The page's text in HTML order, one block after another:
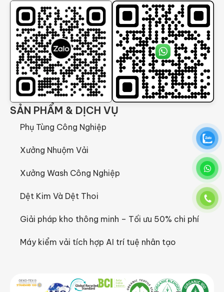
SẢN PHẨM & DỊCH VỤ
Phụ Tùng Công Nghiệp
Xưởng Nhuộm Vải
Xưởng Wash Công Nghiệp
Dệt Kim Và Dệt Thoi
Giải pháp kho thông minh – Tối ưu 50% chi phí
Máy kiểm vải tích hợp AI trí tuệ nhân tạo